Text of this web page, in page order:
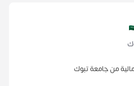
منجامعة تبوك